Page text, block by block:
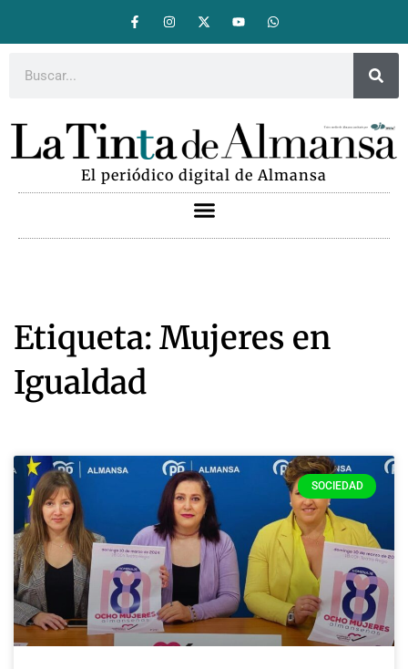
El periódico digital de Almansa
Etiqueta: Mujeres en
Igualdad
SOCIEDAD